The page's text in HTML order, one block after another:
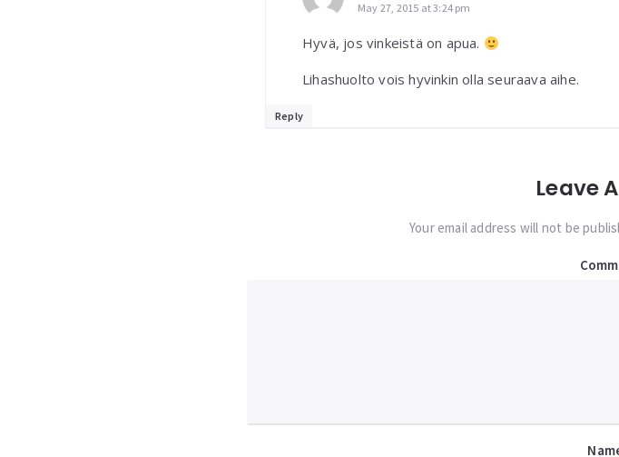
May 27, 2015 at 3:24 pm
Hyvä, jos vinkeistä on apua.
Lihashuolto vois hyvinkin olla seuraava aihe.
Reply
Leave
Your email address will not be